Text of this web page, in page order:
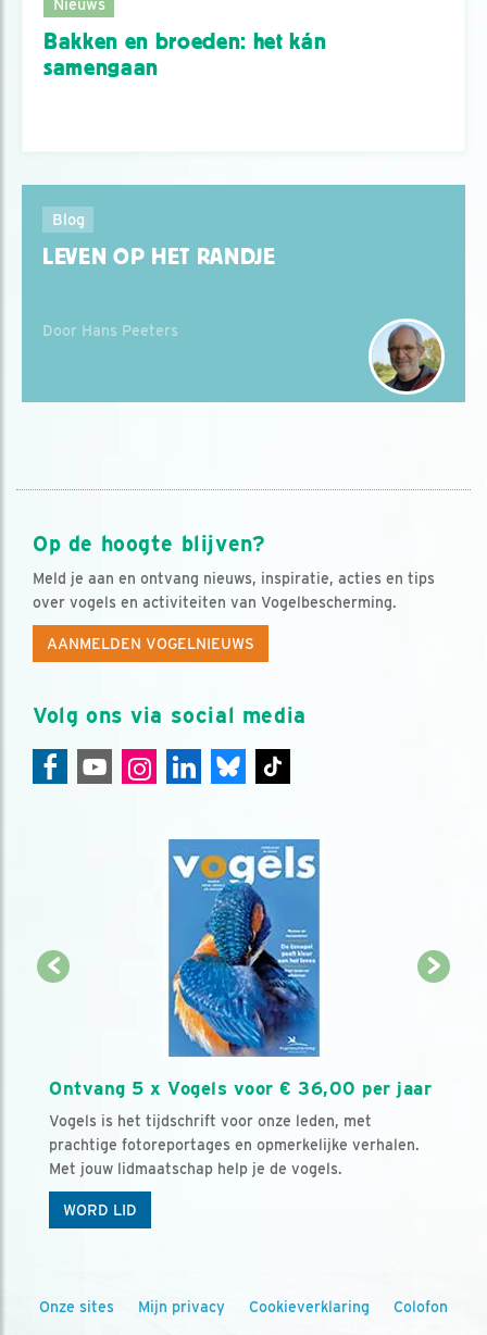
Bakken en broeden: het kán
samengaan
Blog
LEVEN OP HET RANDJE
Door Hans Peeters
Op de hoogte blijven?
Meld je aan en ontvang nieuws, inspiratie, acties en tips
over vogels en activiteiten van Vogelbescherming.
AANMELDEN VOGELNIEUWS
Volg ons via social media
Ontvang 5 x Vogels voor € 36,00 per jaar
Vogels is het tijdschrift voor onze leden, met
prachtige fotoreportages en opmerkelijke verhalen.
Met jouw lidmaatschap help je de vogels.
WORD LID
Onze sites Mijn privacy Cookieverklaring Colofon